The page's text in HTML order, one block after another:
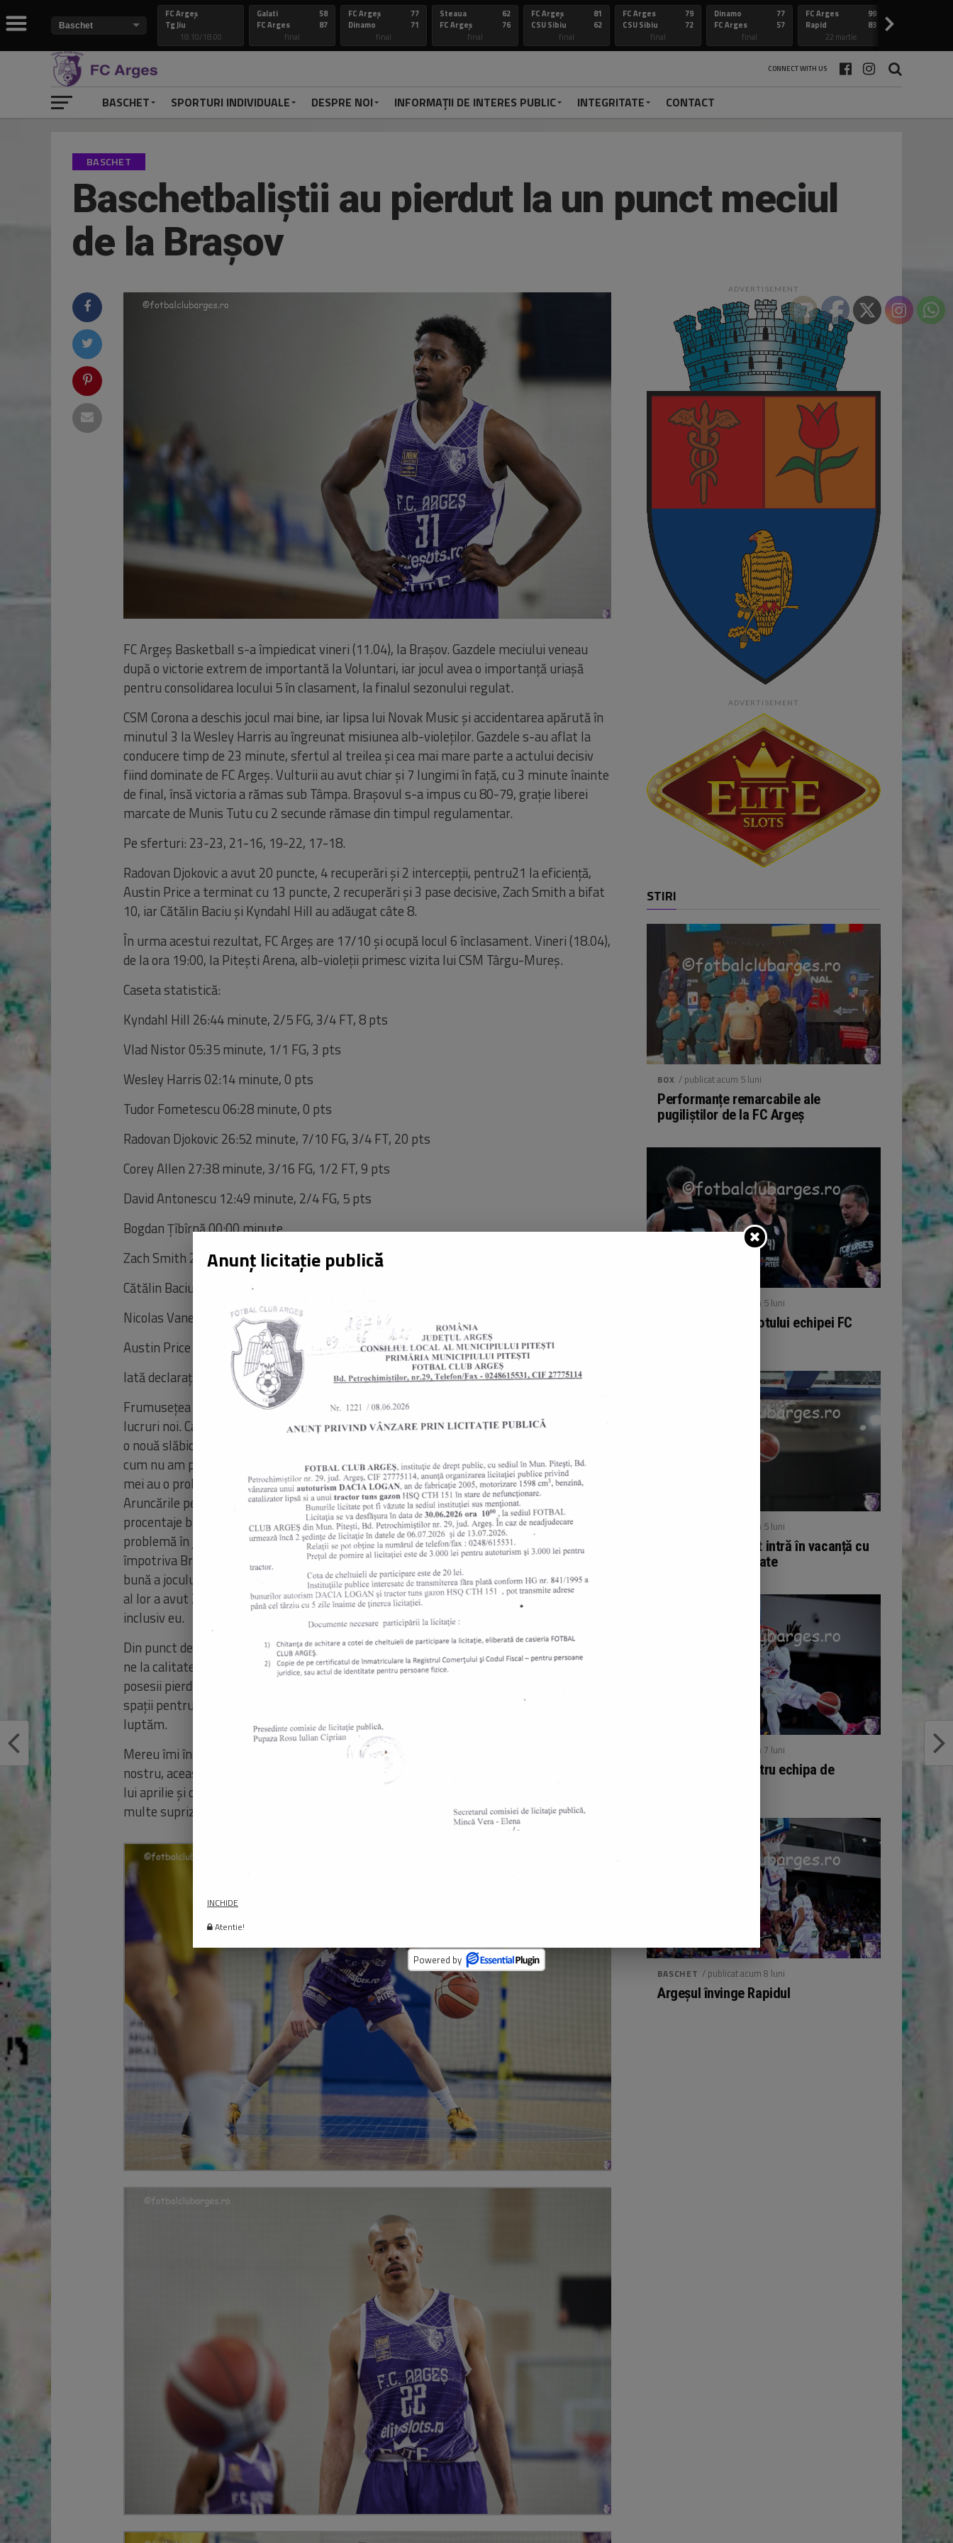
FC Argeș
Tg Jiu
18.10/18.00
Galati
FC Arges
58
87
final
FC Argeș
Dinamo
77
71
final
Steaua
FC Argeș
62
76
final
FC Argeș
CSU Sibiu
81
62
final
FC Arges
CSU Sibiu
79
72
final
Dinamo
FC Arges
77
57
final
FC Arges
Rapid
99
83
22 martie
>
CONNECT WITH US
BASCHET SPORTURI INDIVIDUALE DESPRE NOI INFORMAȚII DE INTERES PUBLIC INTEGRITATE CONTACT
BASCHET
Baschetbaliștii au pierdut la un punct meciul
de la Brașov
FC Argeș Basketball s-a împiedicat vineri (11.04), la Brașov. Gazdele meciului veneau
după o victorie extrem de importantă la Voluntari, iar jocul avea o importanță uriașă
pentru consolidarea locului 5 în clasament, la finalul sezonului regulat.
CSM Corona a deschis jocul mai bine, iar lipsa lui Novak Music și accidentarea apărută în
minutul 3 la Wesley Harris au îngreunat misiunea alb-violeților. Gazdele s-au aflat la
conducere timp de 23 minute, sfertul al treilea și cea mai mare parte a actului decisiv
fiind dominate de FC Argeș. Vulturii au avut chiar și 7 lungimi în față, cu 3 minute înainte
de final, însă victoria a rămas sub Tâmpa. Brașovul s-a impus cu 80-79, grație liberei
marcate de Munis Tutu cu 2 secunde rămase din timpul regulamentar.
Pe sferturi: 23-23, 21-16, 19-22, 17-18.
Radovan Djokovic aavut 20 puncte, 4recuperări și 2 intercepții, pentru21 laeficiență,
Austin Price aterminatcu 13 puncte, 2 recuperări și 3 pasedecisive, Zach Smith abifat
10, iarCătălin Baciu și Kyndahl Hill au adăugatcâte8.
În urmaacestui rezultat, FCArgeș are 17/10 șiocupălocul 6înclasament.Vineri(18.04),
de laora 19:00, laPitești Arena, alb-violeții primesc vizita lui CSM Târgu-Mureș.
Caseta statistică:
Kyndahl Hill 26:44 minute, 2/5 FG, 3/4 FT, 8pts
Vlad Nistor05:35 minute, 1/1 FG, 3 pts
Wesley Harris02:14 minute, 0 pts
Tudor Fometescu06:28 minute, 0 pts
Radovan Djokovic 26:52 minute, 7/10 FG, 3/4 FT, 20 pts
Corey Allen 27:38 minute, 3/16 FG, 1/2 FT, 9 pts
DavidAntonescu 12:49 minute, 2/4 FG, 5pts
BogdanȚîbîrnă 00:00 minute
Zach Smith 29:51 minute, 3/4 FG, 4/5 FT, 10 pts
Cătălin Baciu 20:20 minute, 2/7 FG, 4/7 FT, 8 pts
Nicolas Vanel 07:59 minute, 1/3 FG, 3 pts
Austin Price 33
:30 minute, 5/12 FG, 1/1 FT, 13pts
Iată declarațiile lui Nebojsa Vidic la finalul meciului:
Frumusețea baschetului constă în faptul că acest sport e imprevizibil și oferă, mereu,
lucruri noi. Ca antrenor, nu poți fi fericit atunci când echipa ta arată, în fiecare meci, câte
o nouă slăbiciune. Acest meci a fost unul de o aruncare de două puncte. E de necrezut
cum nu am putut găsi soluții pentru a rezolva acel “Ball Screen Coverage”. Cred că băieții
mei au o problemă atunci când trebuie să aleagă una dintre opțiunile pe care le avem.
Aruncările pe care de obicei le marcăm, acum le-am ratat. Când semnezi un jucător cu
procentaje bune la aruncări (“pull up shot”), iar acest aspect devine cea mai mare
problemă în jocul tău, tu, ca și antrenor, nu poți fi fericit. Într-adevăr,într-un meci
împotriva Brașovului, absența lui Novak se vede. Atât ofensiv, prin organizarea foarte
bună a jocului și viziune clară, cât și defensiv, acolo unde am suferit. Cel mai bun jucător
al lor a avut 26 puncte și 9 pase decisive. Dar nu trebuie să avem scuze. Niciunul,
inclusiv eu.
Din punct de vedere al ritmului și energiei, cred că a fost un meci bun, însă raportându-
ne la calitatea lui, nu sunt așa sigur. Noi am avut același număr de pase decisive și
posesii pierdute, situații pe contraatac pe care nu le-am rezolvat, în atac nu am găsit
spații pentru pase care să ne ofere execuții simple. Acestea sunt lucruri cu care ne
luptăm.
Mereu îmi întreb jucătorii și le vorbesc despre importanța lunii mai. În business-ul
nostru, aceasta este cea mai importantă lună, asta dacă ești un câștigător. E jumătatea
lui aprilie și cred că putem arăta mai bine. Vom vedea. Campionatul e unul puternic, cu
multe suprize și meciuri echilibrate.
ADVERTISEMENT
ADVERTISEMENT
STIRI
BOX / publicat acum 5 luni
Performanțe remarcabile ale
pugiliștilor de la FC Argeș
/ publicat acum 5 luni
Noutăți în cadrul lotului echipei FC
/ publicat acum 5 luni
Echipa de baschet intră în vacanță cu
11 victorii acumulate
/ publicat acum 7 luni
Final de 2025 pentru echipa de
BASCHET / publicat acum 8 luni
Argeșul învinge Rapidul